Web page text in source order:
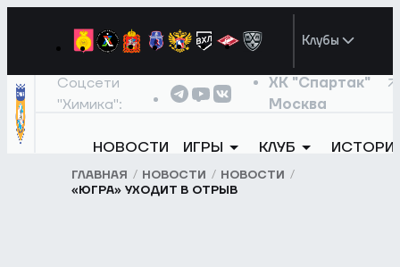
Клубы
Соцсети
"Химика":
ХК "Спартак"
Москва
НОВОСТИ ИГРЫ КЛУБ
ГЛАВНАЯ НОВОСТИ
НОВОСТИ
«ЮГРА» УХОДИТ В ОТРЫВ